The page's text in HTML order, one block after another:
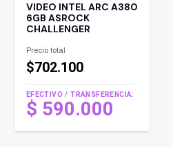
VIDEO INTEL ARC A380
6GB ASROCK
CHALLENGER
Precio total
$702.100
EFECTIVO / TRANSFERENCIA:
$ 590.000